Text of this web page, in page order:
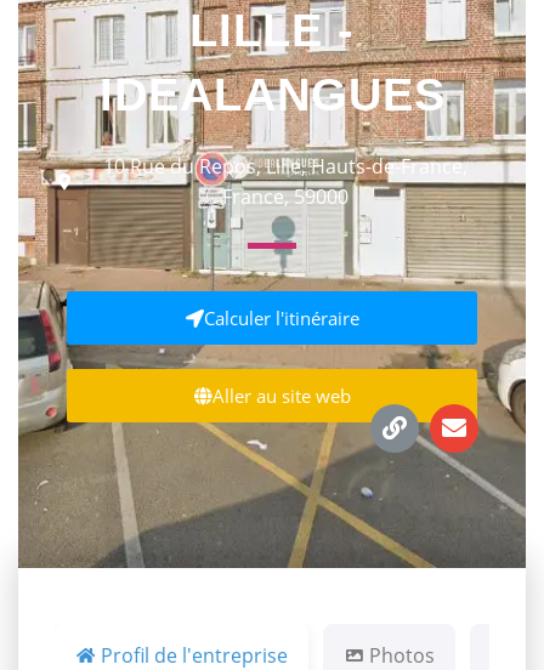
LILLE -
IDEALANGUES
10 Rue du Repos, Lille, Hauts-de-France,
France, 59000
Calculer l'itinéraire
Aller au site web
Profil de l'entreprise Photos